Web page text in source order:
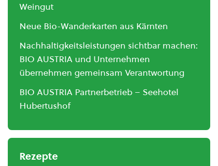
Weingut
Neue Bio-Wanderkarten aus Kärnten
Nachhaltigkeitsleistungen sichtbar machen:
BIO AUSTRIA und Unternehmen
übernehmen gemeinsam Verantwortung
BIO AUSTRIA Partnerbetrieb – Seehotel
Hubertushof
Rezepte